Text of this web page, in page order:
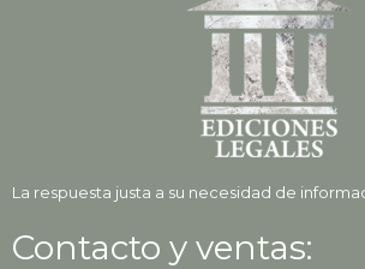
La respuesta justa a su necesidad de
Contacto y ventas: